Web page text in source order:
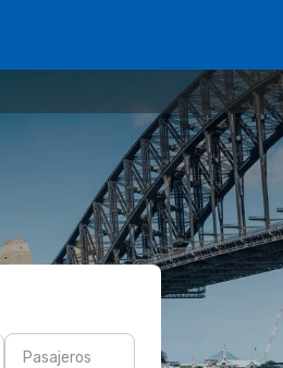
Pasajeros